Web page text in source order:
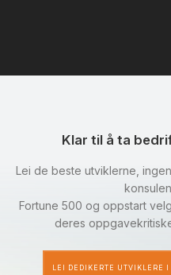
Klar til å ta
Lei de beste utviklerne,
Fortune 500 og oppstart
deres
LEI DEDIKERTE UTVIKLERE I